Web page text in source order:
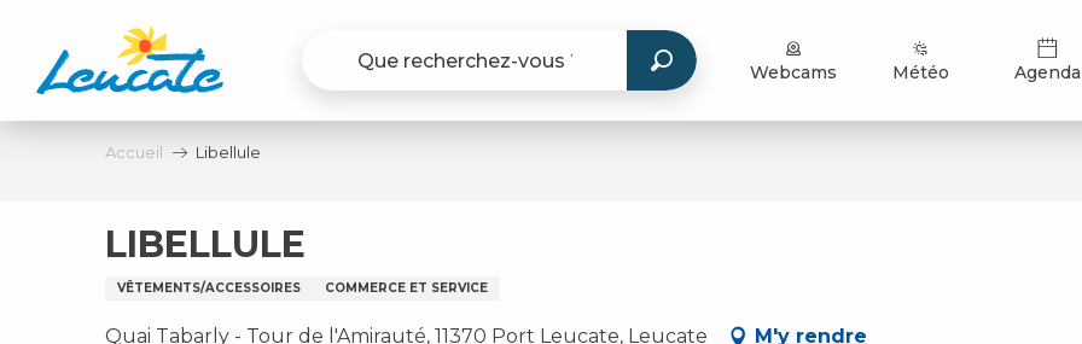
contenu
principal
Webcams Météo Agenda
Accueil Libellule
LIBELLULE
VÊTEMENTS/ACCESSOIRES COMMERCE ET SERVICE
Quai Tabarly - Tour de l'Amirauté, 11370 Port Leucate, Leucate M'y rendre